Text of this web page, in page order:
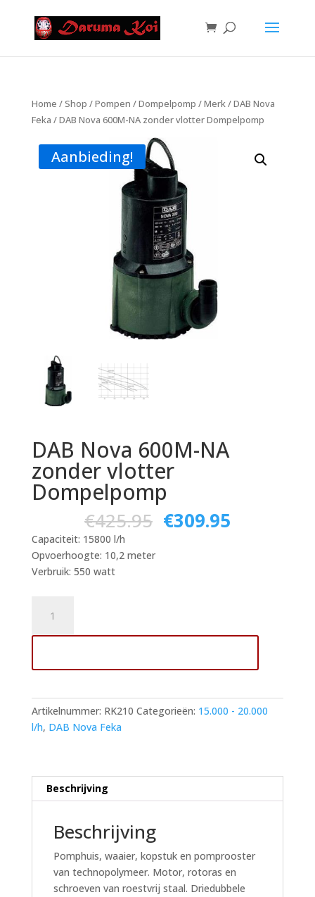
Home /Shop /Pompen /Dompelpomp /Merk/DAB Nova
Feka / DAB Nova 600M-NA zonder vlotter Dompelpomp
Aanbieding!
DAB Nova 600M-NA
zonder vlotter
Dompelpomp
€425.95 €309.95
Capaciteit: 15800 l/h
Opvoerhoogte: 10,2 meter
Verbruik: 550 watt
Nova
600M-
zonder
Dompelpomp
aantal
Artikelnummer: RK210 Categorieën: 15.000 - 20.000
l/h, DAB Nova Feka
Beschrijving
Beschrijving
Pomphuis, waaier, kopstuk en pomprooster
van technopolymeer. Motor, rotoras en
schroeven van roestvrij staal. Driedubbele